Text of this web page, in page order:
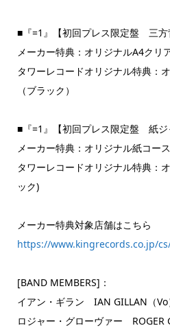
■『=1』【初回プレス限定盤 三
メーカー特典：オリジナルA4クリ
タワーレコードオリジナル特典：
（ブラック）
■『=1』【初回プレス限定盤 紙ジ
メーカー特典：オリジナル紙コー
タワーレコードオリジナル特典：
ック)
メーカー特典対象店舗はこちら
https://www.kingrecords.co.jp/
[BAND MEMBERS]：
イアン・ギラン IAN GILLAN（Vo
ロジャー・グローヴァー ROGER